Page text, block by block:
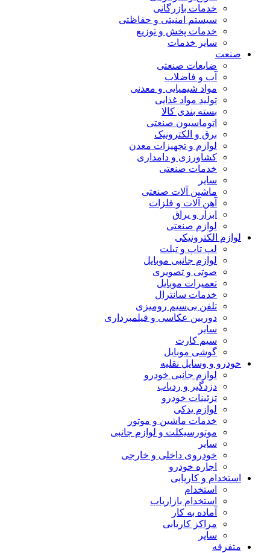
خدمات بازرگانی
سیستم امنیتی و حفاظتی
خدمات پخش و توزیع
سایر خدمات
صنعت
ضایعات صنعتی
آب و فاضلاب
مواد شیمیایی و معدنی
تولید مواد غذایی
بسته بندی کالا
اتوماسیون صنعتی
برق و الکترونیک
لوازم و تجهیزات معدن
کشاورزی و دامداری
خدمات صنعتی
سایر
ماشین آلات صنعتی
آهن آلات و فلزات
ابزار و یراق
لوازم صنعتی
لوازم الکترونیکی
لپ تاپ و تبلت
لوازم جانبی موبایل
صوتی و تصویری
تعمیرات موبایل
خدمات سانترال
تلفن بی‌سیم رومیزی
دوربین عکاسی و فیلمبرداری
سایر
سیم کارت
گوشی موبایل
خودرو و وسایل نقلیه
لوازم جانبی خودرو
دزدگیر و ردیاب
تزئینات خودرو
لوازم یدکی
خدمات ماشین و موتور
موتورسیکلت و لوازم جانبی
سایر
خودروی داخلی و خارجی
اجاره خودرو
استخدام و کاریابی
استخدام
استخدام بازاریاب
آماده به کار
مراکز کاریابی
سایر
متفرقه